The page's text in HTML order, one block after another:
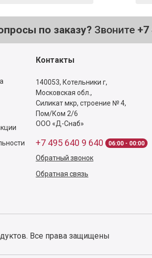
по заказу? Звоните +7
Контакты
140053, Котельники г,
Московская обл.,
Силикат мкр, строение № 4,
Пом/Ком 2/6
ООО «Д-Снаб»
+7 495 640 9 640 06:00 - 00:00
Обратный звонок
Обратная связь
Все права защищены